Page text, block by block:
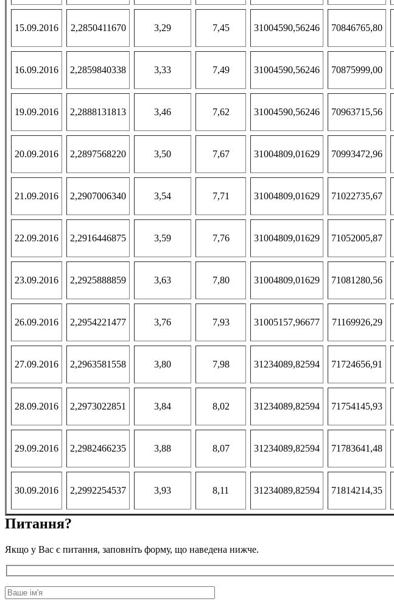
15.09.2016 2,2850411670 3,29 7,45 31004590,56246 70846765,80
16.09.2016 2,2859840338 3,33 7,49 31004590,56246 70875999,00
19.09.2016 2,2888131813 3,46 7,62 31004590,56246 70963715,56
20.09.2016 2,2897568220 3,50 7,67 31004809,01629 70993472,96
21.09.2016 2,2907006340 3,54 7,71 31004809,01629 71022735,67
22.09.2016 2,2916446875 3,59 7,76 31004809,01629 71052005,87
23.09.2016 2,2925888859 3,63 7,80 31004809,01629 71081280,56
26.09.2016 2,2954221477 3,76 7,93 31005157,96677 71169926,29
27.09.2016 2,2963581558 3,80 7,98 31234089,82594 71724656,91
28.09.2016 2,2973022851 3,84 8,02 31234089,82594 71754145,93
29.09.2016 2,2982466235 3,88 8,07 31234089,82594 71783641,48
30.09.2016 2,2992254537 3,93 8,11 31234089,82594 71814214,35
Питання?
Якщо у Вас є питання, заповніть форму, що наведена нижче.